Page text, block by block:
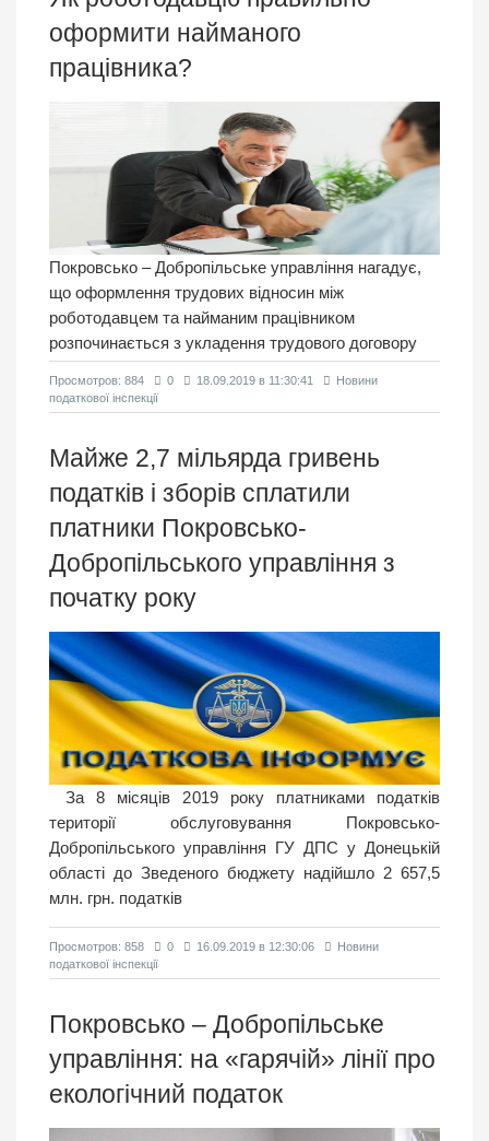
оформити найманого
працівника?
Покровсько – Добропільське управління нагадує,
що оформлення трудових відносин між
роботодавцем та найманим працівником
розпочинається з укладення трудового договору
Просмотров: 884 0 18.09.2019 в 11:30:41
Новини
податкової інспекції
Майже 2,7 мільярда гривень
податків і зборів сплатили
платники Покровсько-
Добропільського управління з
початку року
За 8 місяців 2019 року платниками податків
території обслуговування Покровсько-
Добропільського управління ГУ ДПС у Донецькій
області до Зведеного бюджету надійшло 2 657,5
млн. грн. податків
Просмотров: 858 0 16.09.2019 в 12:30:06
Новини
податкової інспекції
Покровсько – Добропільське
управління: на «гарячій» лінії про
екологічний податок